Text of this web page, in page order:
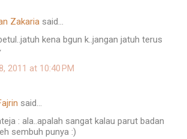
Zakaria said…
kena bgun k..jangan jatuh terus
2011 at 10:40 PM
said…
: ala..apalah sangat kalau parut badan
sembuh punya :)